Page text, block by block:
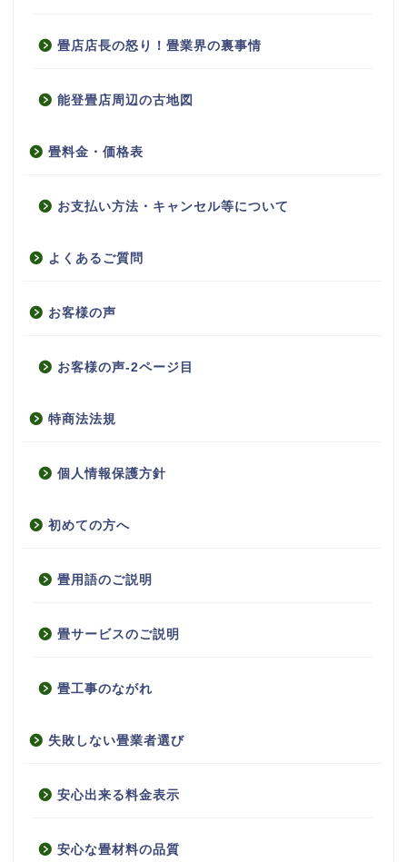
畳店店長の怒り！畳業界の裏事情
能登畳店周辺の古地図
畳料金・価格表
お支払い方法・キャンセル等について
よくあるご質問
お客様の声
お客様の声-2ページ目
特商法法規
個人情報保護方針
初めての方へ
畳用語のご説明
畳サービスのご説明
畳工事のながれ
失敗しない畳業者選び
安心出来る料金表示
安心な畳材料の品質